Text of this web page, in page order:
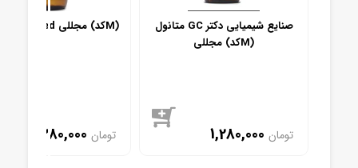
متانول GC صنایع شیمیایی دکتر
مجللی (کدM)
1,280,000 تومان
متانول گرید Dried مجللی (کدM)
1,280,000 تومان